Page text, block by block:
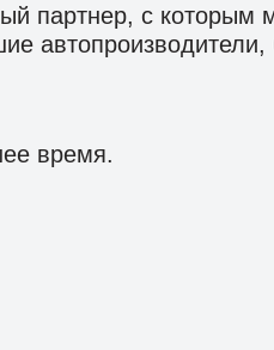
партнер, с которым
автопроизводители,
время.